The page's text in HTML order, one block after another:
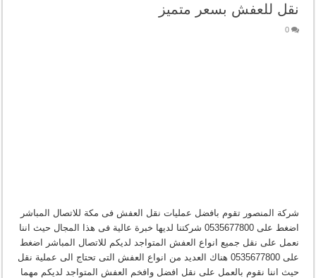
نقل للعفش بسعر متميز
0
شركة المنصور تقوم بافضل عمليات نقل العفش فى مكة للاتصال المباشر
اضغط على 0535677800 شركتنا لديها خبرة عالية فى هذا المجال حيث اننا
نعمل على نقل جميع انواع العفش المتواجد لديكم للاتصال المباشر اضغط
على 0535677800 هناك العديد من انواع العفش التى تحتاج الى عملية نقل
حيث اننا نقوم بالعمل على نقل افضل وافخم العفش المتواجد لديكم مهما